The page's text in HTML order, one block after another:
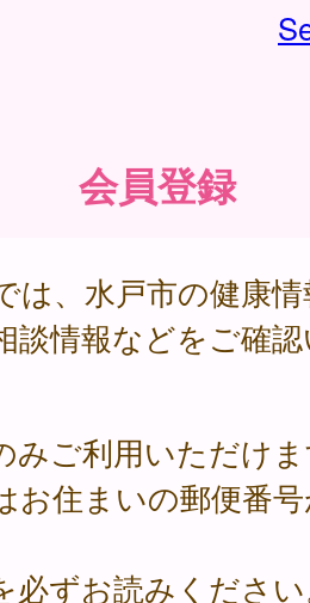
会員登録
は、水戸市の健康
談情報などをご確
みご利用いただけ
お住まいの郵便番
必ずお読みくださ